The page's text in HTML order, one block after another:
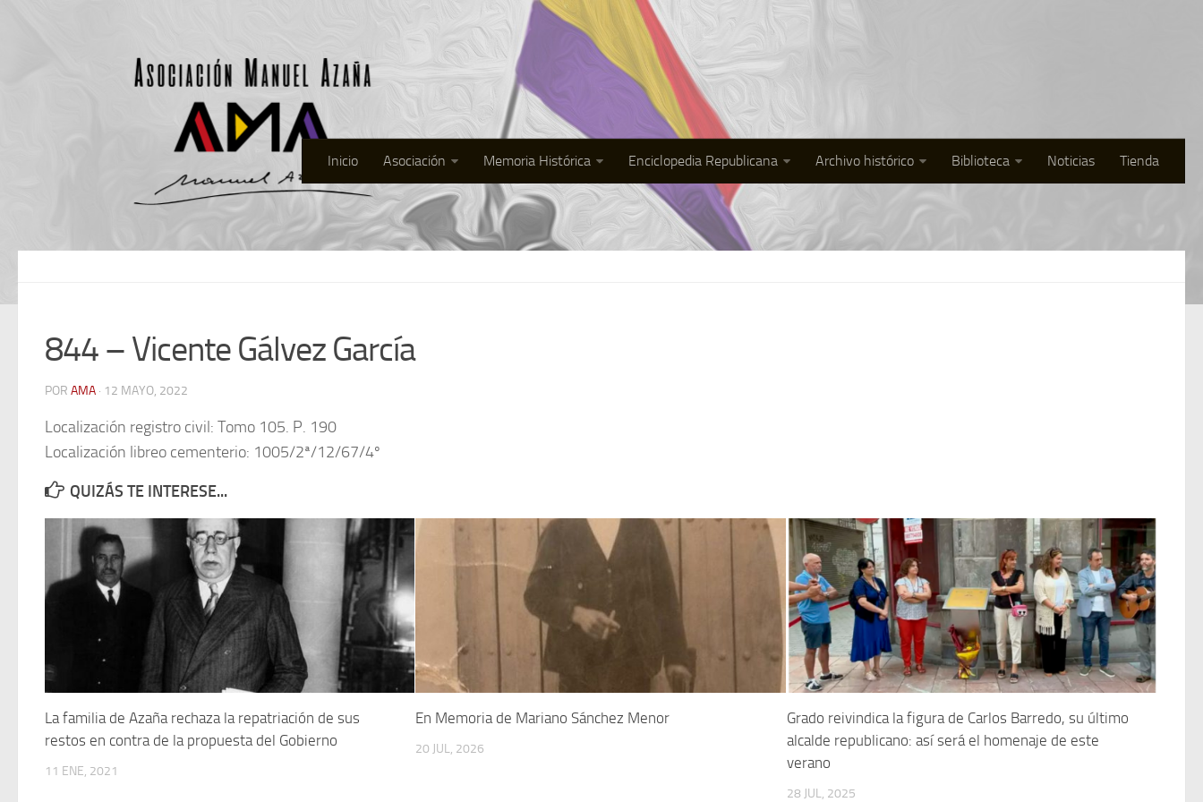
Inicio Asociación Memoria Histórica Enciclopedia Republicana Archivo histórico Biblioteca Noticias Tienda
844 – Vicente Gálvez García
POR AMA · 12 MAYO, 2022
Localización registro civil: Tomo 105. P. 190
Localización libreo cementerio: 1005/2ª/12/67/4º
QUIZÁS TE INTERESE...
La familia de Azaña rechaza la repatriación de sus
restos en contra de la propuesta del Gobierno
11 ENE, 2021
En Memoria de Mariano Sánchez Menor
20 JUL, 2026
Grado reivindica la figura de Carlos Barredo, su último
alcalde republicano: así será el homenaje de este
verano
28 JUL, 2025